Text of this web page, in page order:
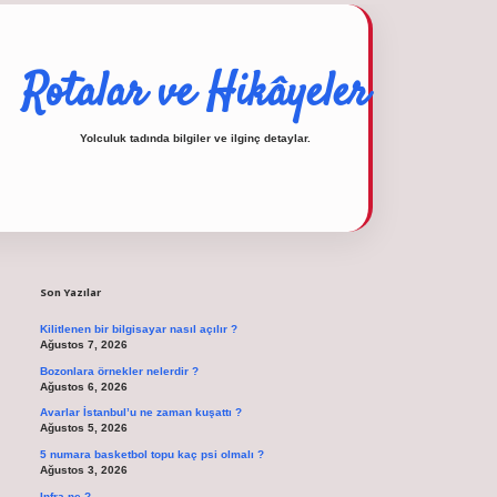
Rotalar ve Hikâyeler
Yolculuk tadında bilgiler ve ilginç detaylar.
Son Yazılar
Kilitlenen bir bilgisayar nasıl açılır ?
Ağustos 7, 2026
Bozonlara örnekler nelerdir ?
Ağustos 6, 2026
Avarlar İstanbul’u ne zaman kuşattı ?
Ağustos 5, 2026
5 numara basketbol topu kaç psi olmalı ?
Ağustos 3, 2026